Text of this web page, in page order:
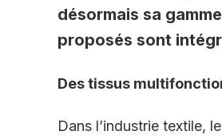
désormais sa
proposés sont
Des tissus
Dans l’industrie textile,